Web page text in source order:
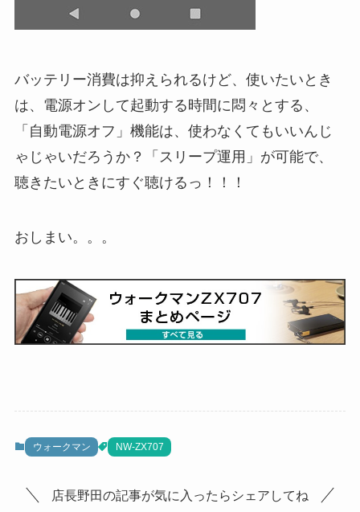
バッテリー消費は抑えられるけど、使いたいとき
は、電源オンして起動する時間に悶々とする、
「自動電源オフ」機能は、使わなくてもいいんじ
ゃじゃいだろうか？「スリープ運用」が可能で、
聴きたいときにすぐ聴けるっ！！！
おしまい。。。
ウォークマン NW-ZX707
店長野田の記事が気に入ったらシェアしてね